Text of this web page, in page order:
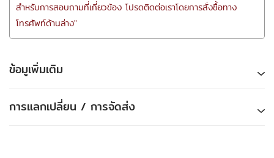
สำหรับการสอบถามที่เกี่ยวข้อง โปรดติดต่อเราโดยการสั่งซื้อทาง
โทรศัพท์ด้านล่าง"
ข้อมูเพิ่มเติม
การแลกเปลี่ยน / การจัดส่ง